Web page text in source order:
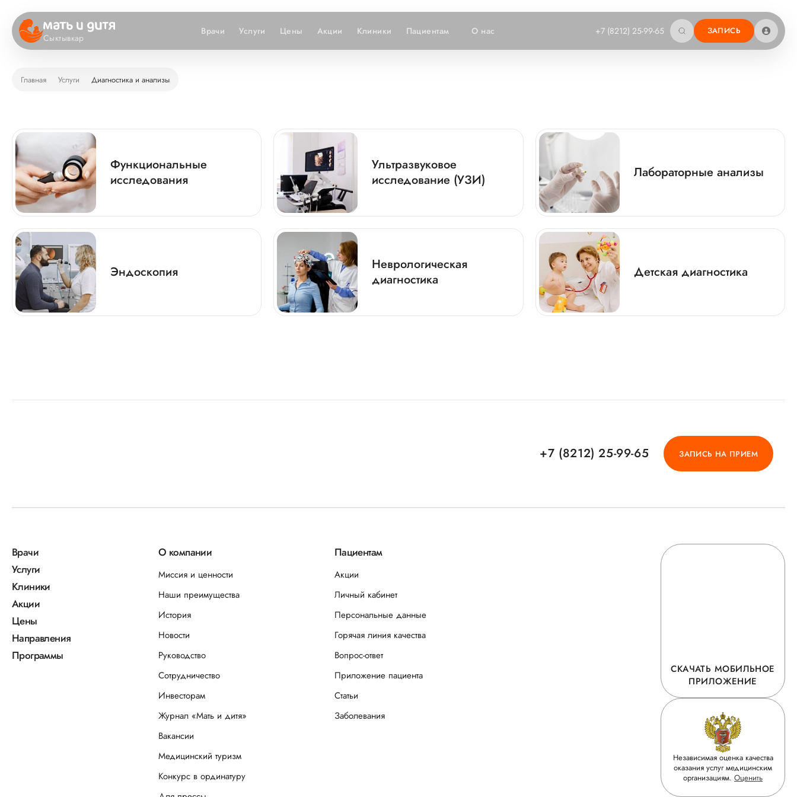
Сыктывкар
Врачи Услуги Цены Акции Клиники Пациентам О нас +7 (8212) 25-99-65 ЗАПИСЬ
Главная Услуги Диагностика и анализы
Функциональные
исследования
Ультразвуковое
исследование (УЗИ)
Лабораторные анализы
Эндоскопия
Неврологическая
диагностика
Детская диагностика
+7 (8212) 25-99-65 ЗАПИСЬ НА ПРИЕМ
Врачи
Услуги
Клиники
Акции
Цены
Направления
Программы
О компании
Миссия и ценности
Наши преимущества
История
Новости
Руководство
Сотрудничество
Инвесторам
Журнал «Мать и дитя»
Вакансии
Медицинский туризм
Конкурс в ординатуру
Пациентам
Акции
Личный кабинет
Персональные данные
Горячая линия качества
Вопрос-ответ
Приложение пациента
Статьи
Заболевания
СКАЧАТЬ МОБИЛЬНОЕ
ПРИЛОЖЕНИЕ
Независимая оценка качества
оказания услуг медицинским
организациям. Оценить